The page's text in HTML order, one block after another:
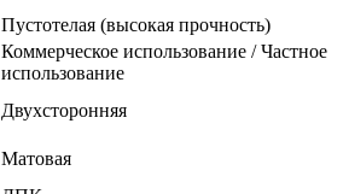
Пустотелая (высокая прочность)
Коммерческое использование / Частное
использование
Двухсторонняя
Матовая